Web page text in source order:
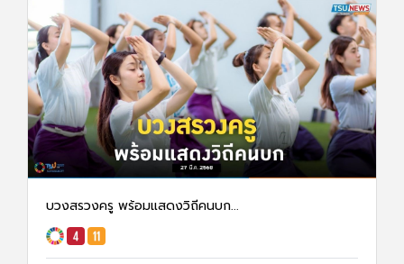
บวงสรวงครู พร้อมแสดงวิถีคนบก...